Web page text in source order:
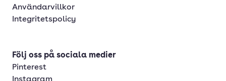
Användarvillkor
Integritetspolicy
Följ oss på sociala medier
Pinterest